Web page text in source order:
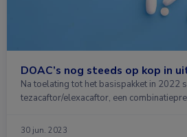
DOAC’s nog steeds op kop in
Na toelating tot het basispakket in 2022
tezacaftor/​elexacaftor, een
30 jun. 2023